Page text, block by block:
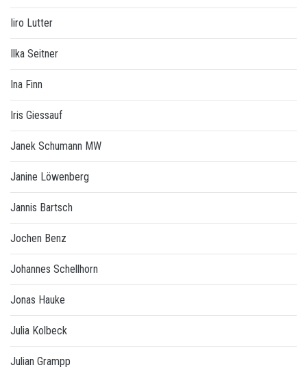
Iiro Lutter
Ilka Seitner
Ina Finn
Iris Giessauf
Janek Schumann MW
Janine Löwenberg
Jannis Bartsch
Jochen Benz
Johannes Schellhorn
Jonas Hauke
Julia Kolbeck
Julian Grampp